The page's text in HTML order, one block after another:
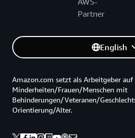
Partner
English
Amazon.com setzt als Arbeitgeber
Minderheiten/Frauen/Menschen mit
Behinderungen/Veteranen/
Orientierung/Alter.